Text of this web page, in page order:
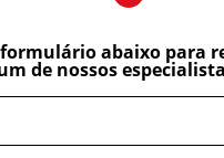
abaixo para
de nossos